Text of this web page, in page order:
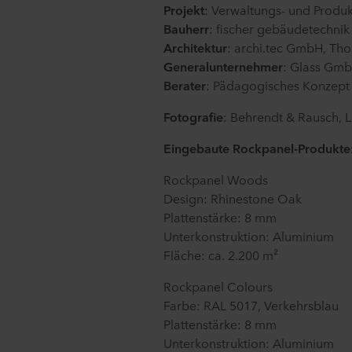
Möglicherweise sind unsere
in die Nutzung der
personenbezogenen Daten
dasselbe ist wie in der EU/
Im Folgenden erfahren Sie
einzelnen Cookies setzt,
Cookies auf Ihrem Endgerät
Sie können Ihre Einwilligung
Website klicken.
Lesen Sie mehr über
Unternehmen für die
Projekt: Verwaltungs- und
Bauherr: fischer gebäudetechnik
Architektur: archi.tec GmbH,
Generalunternehmer: Glass Gmb
Berater: Pädagogisches Konzept
Fotografie: Behrendt & Rausch,
Eingebaute Rockpanel-Produkte:
Rockpanel Woods
Design: Rhinestone Oak
Plattenstärke: 8 mm
Unterkonstruktion: Aluminium
Fläche: ca. 2.200 m²
Rockpanel Colours
Farbe: RAL 5017, Verkehrsblau
Plattenstärke: 8 mm
Unterkonstruktion: Aluminium